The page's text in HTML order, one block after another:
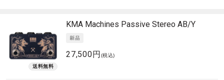
KMA Machines Passive Stereo AB/Y
27,500円 (税込)